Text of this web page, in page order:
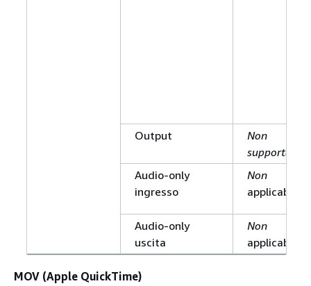
Output
Non
supportato
Audio-only
ingresso
Non
applicabile
Audio-only
uscita
Non
applicabile
MOV (Apple QuickTime)